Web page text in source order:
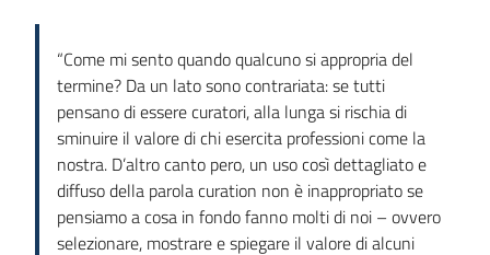
“Come mi sento quando qualcuno si appropria del
termine? Da un lato sono contrariata: se tutti
pensano di essere curatori, alla lunga si rischia di
sminuire il valore di chi esercita professioni come la
nostra. D’altro canto pero, un uso così dettagliato e
diffuso della parola curation non è inappropriato se
pensiamo a cosa in fondo fanno molti di noi – ovvero
selezionare, mostrare e spiegare il valore di alcuni